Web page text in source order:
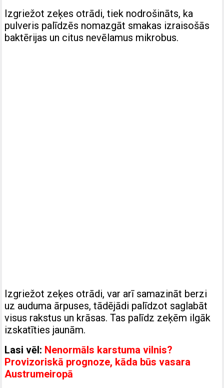
Izgriežot zeķes otrādi, tiek nodrošināts, ka
pulveris palīdzēs nomazgāt smakas izraisošās
baktērijas un citus nevēlamus mikrobus.
Izgriežot zeķes otrādi, var arī samazināt berzi
uz auduma ārpuses, tādējādi palīdzot saglabāt
visus rakstus un krāsas. Tas palīdz zeķēm ilgāk
izskatīties jaunām.
Lasi vēl: Nenormāls karstuma vilnis?
Provizoriskā prognoze, kāda būs vasara
Austrumeiropā